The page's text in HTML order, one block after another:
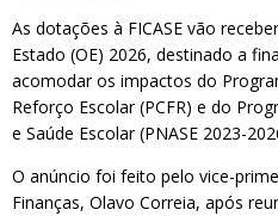
As dotações à FICASE vão
Estado (OE) 2026, destinado a
acomodar os impactos do
Reforço Escolar (PCFR) e do
e Saúde Escolar (PNASE 2023-
O anúncio foi feito pelo vice-
Finanças, Olavo Correia, após